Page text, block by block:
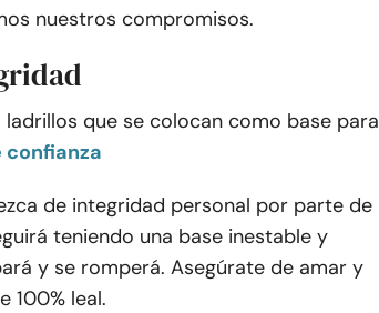
nuestros compromisos.
que se colocan como base para
confianza
de integridad personal por parte de
teniendo una base inestable y
y se romperá. Asegúrate de amar y
100% leal.